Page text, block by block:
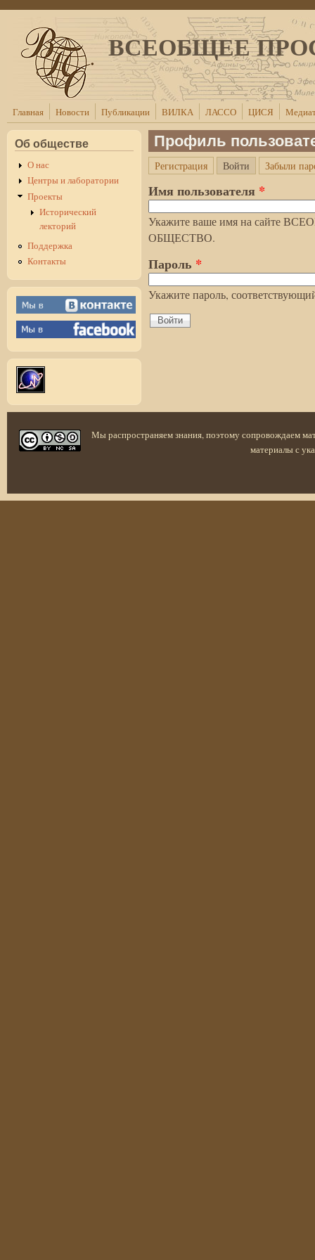
Перейти к основному содержанию
ВСЕОБЩЕЕ
Главная Новости Публикации ВИЛКА ЛАССО ЦИСЯ
Об обществе
О нас
Центры и лаборатории
Проекты
Исторический
лекторий
Поддержка
Контакты
Профиль
Главные вкладки
Регистрация Войти (активная
Забыли
Имя пользователя *
Укажите ваше имя на сайте
ОБЩЕСТВО.
Пароль *
Укажите пароль,
Мы распространяем знания, поэтому сопровождаем
материалы с